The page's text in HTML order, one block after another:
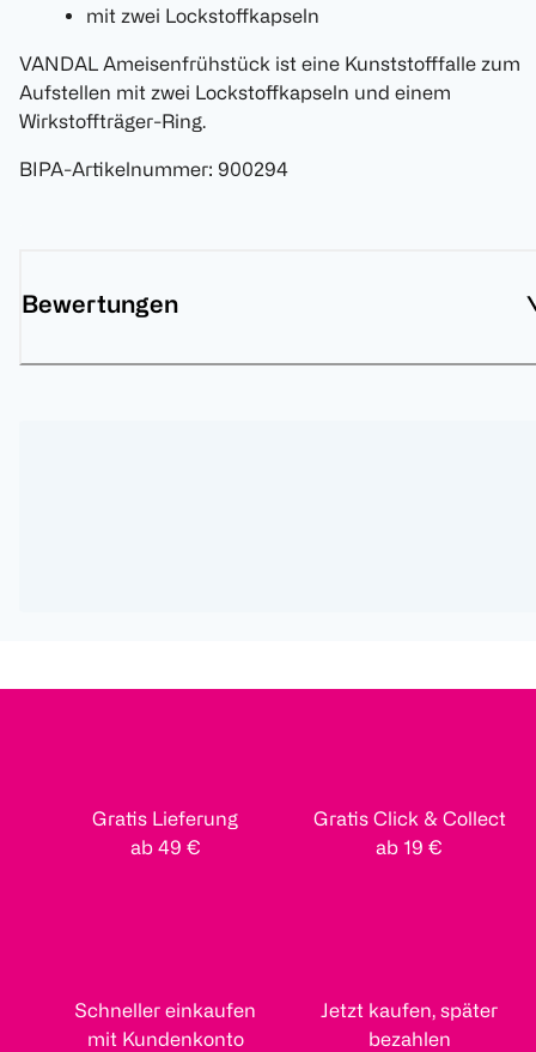
mit zwei Lockstoffkapseln
VANDAL Ameisenfrühstück ist eine Kunststofffalle zum
Aufstellen mit zwei Lockstoffkapseln und einem
Wirkstoffträger-Ring.
BIPA-Artikelnummer: 900294
Bewertungen
Gratis Lieferung
ab 49 €
Gratis Click & Collect
ab 19 €
Schneller einkaufen
mit Kundenkonto
Jetzt kaufen, später
bezahlen